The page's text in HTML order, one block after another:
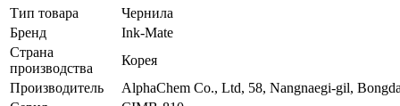
Тип товара
Чернила
Бренд
Ink-Mate
Страна
производства
Корея
Производитель
AlphaChem Сo., Ltd, 58, Nangnaegi-gil,